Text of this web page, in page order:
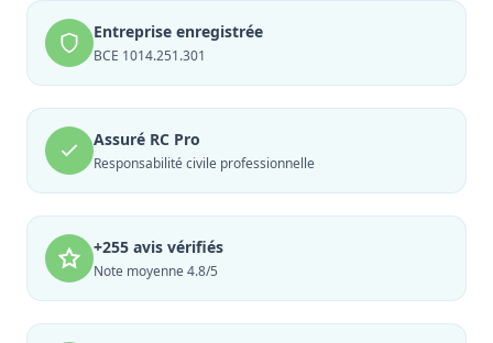
Entreprise enregistrée
BCE 1014.251.301
Assuré RC Pro
Responsabilité civile professionnelle
+255 avis vérifiés
Note moyenne 4.8/5